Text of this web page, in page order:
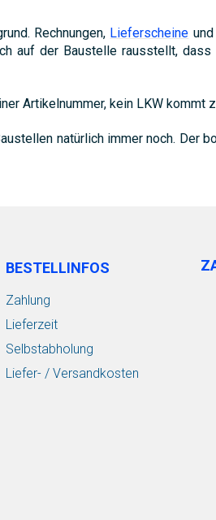
Rechnungen, Lieferscheine
auf der Baustelle rausstellt,
Artikelnummer, kein LKW kommt
natürlich immer noch. Der
BESTELLINFOS
Zahlung
Lieferzeit
Selbstabholung
Liefer- / Versandkosten